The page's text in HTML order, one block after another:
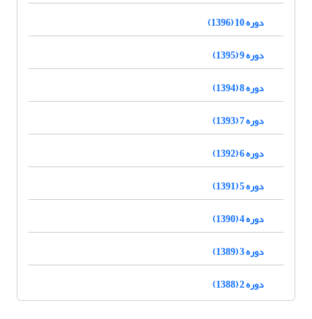
دوره 10 (1396)
دوره 9 (1395)
دوره 8 (1394)
دوره 7 (1393)
دوره 6 (1392)
دوره 5 (1391)
دوره 4 (1390)
دوره 3 (1389)
دوره 2 (1388)